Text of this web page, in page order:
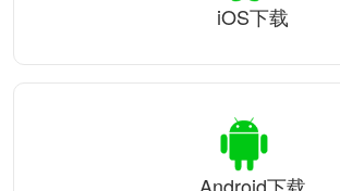
iOS下载
Android下载